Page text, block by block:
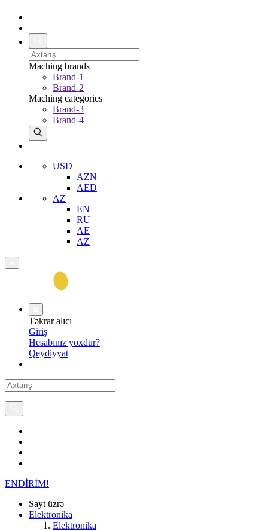
Maching brands
Brand-1
Brand-2
Maching categories
Brand-3
Brand-4
USD
AZN
AED
AZ
EN
RU
AE
AZ
Təkrar alıcı
Giriş
Hesabınız yoxdur?
Qeydiyyat
ENDİRİM!
Sayt üzrə
Elektronika
Elektronika